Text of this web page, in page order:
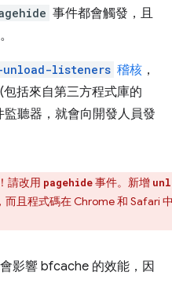
事件都會觸發，且
unload-listeners 稽核 ，
括來自第三方程式庫的
監聽器，就會向開發人員發
請改用 pagehide事件。新增
且程式碼在 Chrome 和 Safari
影響 bfcache 的效能，因